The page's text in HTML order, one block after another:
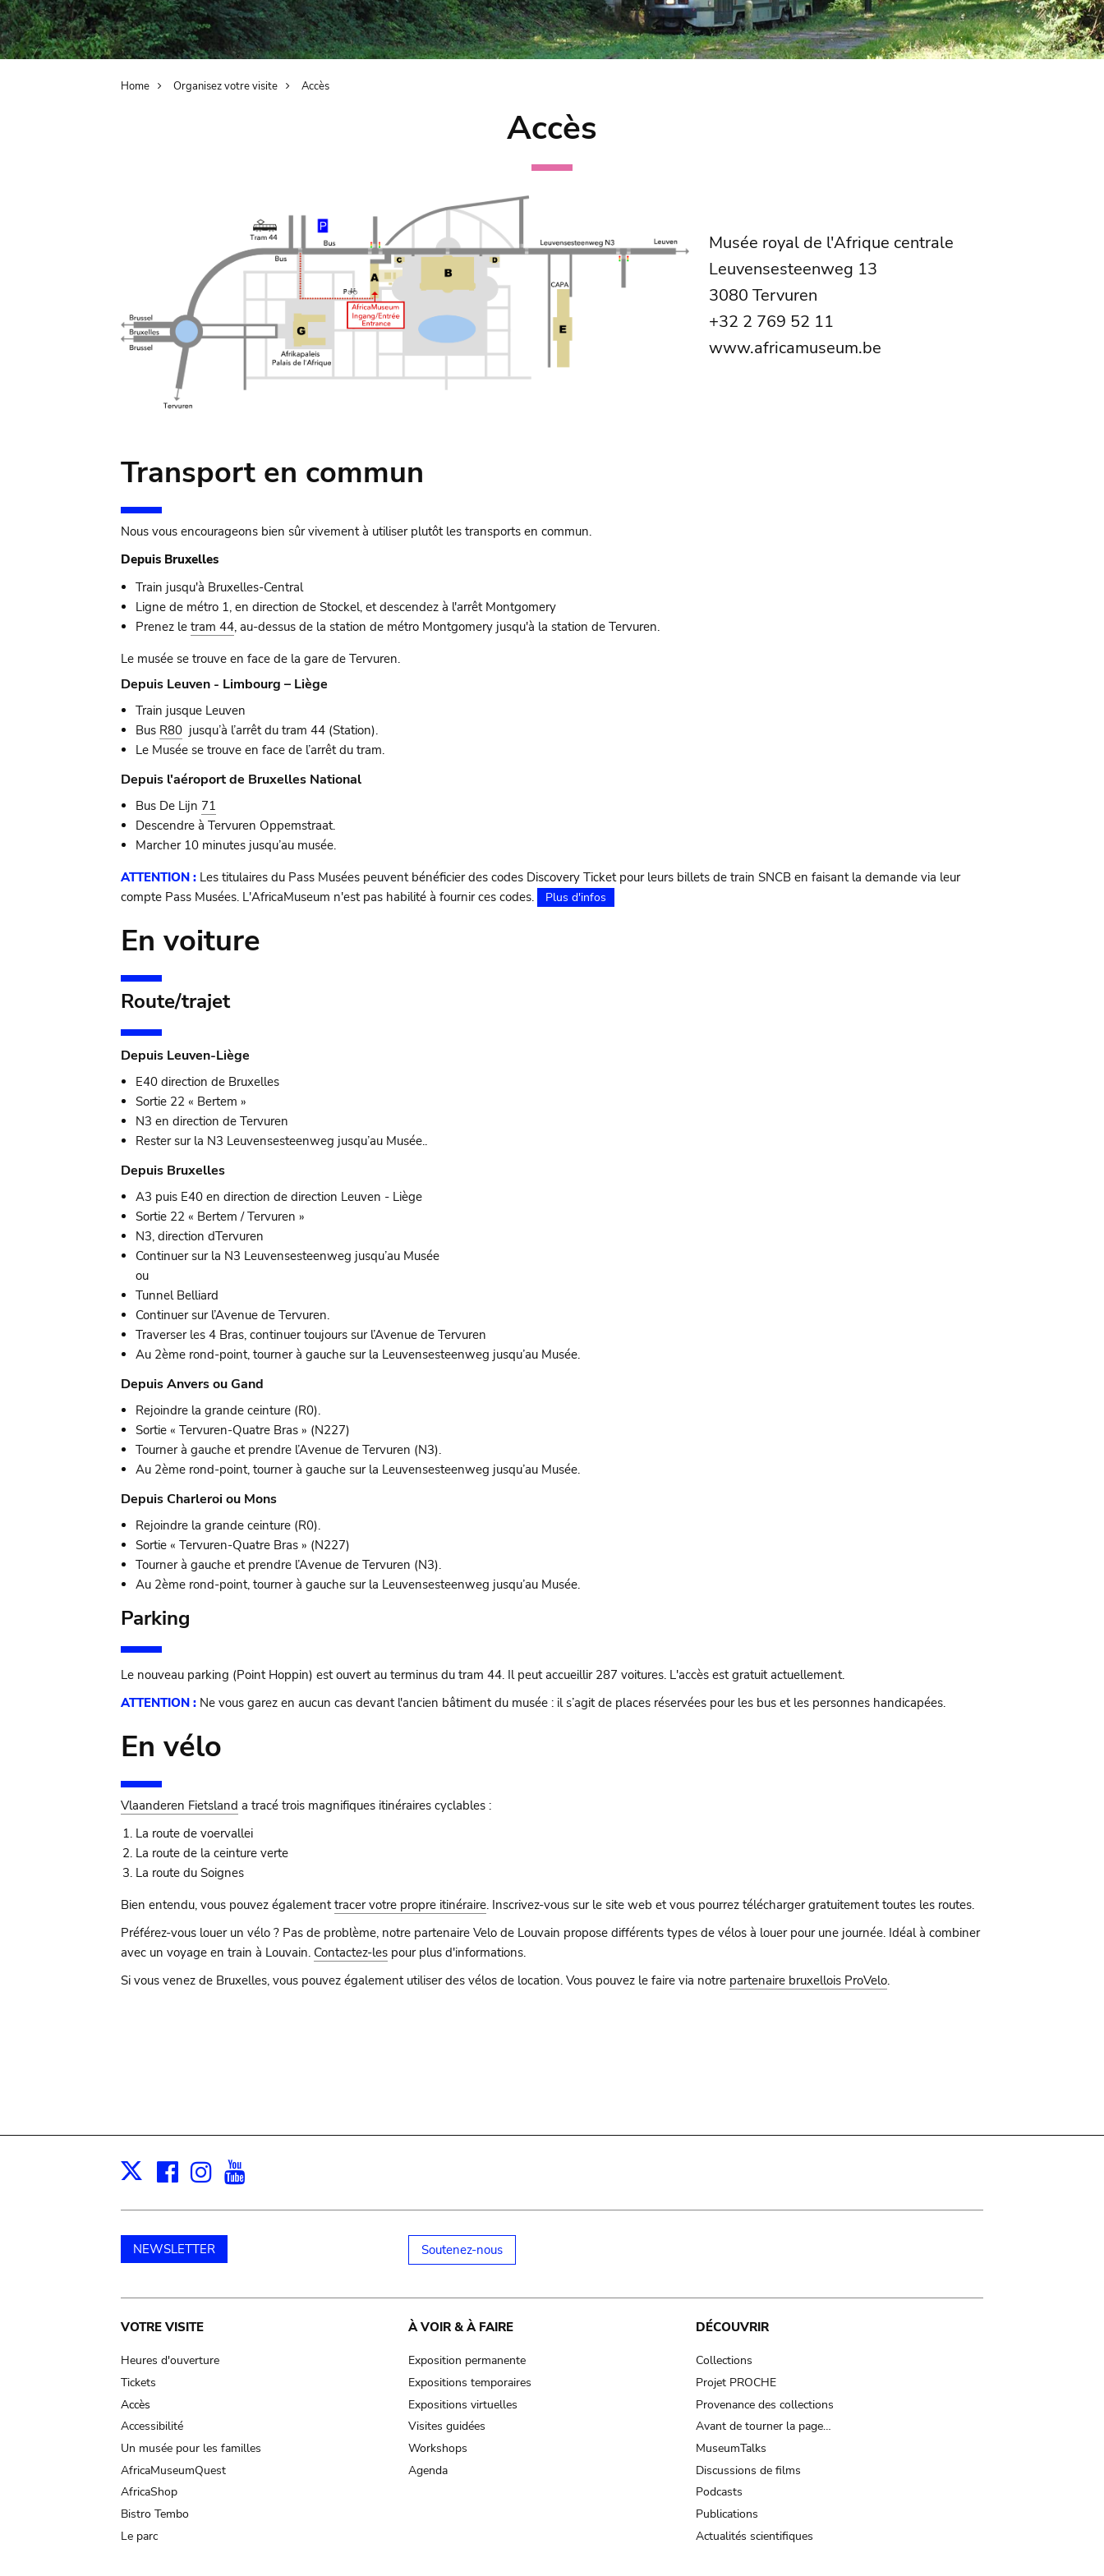
Breadcrumb
Home Organisez votre visite Accès
Accès
Musée royal de l'Afrique centrale
Leuvensesteenweg 13
3080 Tervuren
+32 2 769 52 11
www.africamuseum.be
Transport en commun
Nous vous encourageons bien sûr vivement à utiliser plutôt les transports en commun.
Depuis Bruxelles
Train jusqu'à Bruxelles-Central
Ligne de métro 1, en direction de Stockel, et descendez à l'arrêt Montgomery
Prenez le tram 44, au-dessus de la station de métro Montgomery jusqu'à la station de Tervuren.
Le musée se trouve en face de la gare de Tervuren.
Depuis Leuven - Limbourg – Liège
Train jusque Leuven
Bus R80 jusqu’à l’arrêt du tram 44 (Station).
Le Musée se trouve en face de l’arrêt du tram.
Depuis l'aéroport de Bruxelles National
Bus De Lijn 71
Descendre à Tervuren Oppemstraat.
Marcher 10 minutes jusqu’au musée.
ATTENTION : Les titulaires du Pass Musées peuvent bénéficier des codes Discovery Ticket pour leurs billets de train SNCB en faisant la demande via leur
compte Pass Musées. L'AfricaMuseum n'est pas habilité à fournir ces codes.
Plus d'infos
En voiture
Route/trajet
Depuis Leuven-Liège
E40 direction de Bruxelles
Sortie 22 « Bertem »
N3 en direction de Tervuren
Rester sur la N3 Leuvensesteenweg jusqu’au Musée..
Depuis Bruxelles
A3 puis E40 en direction de direction Leuven - Liège
Sortie 22 « Bertem / Tervuren »
N3, direction dTervuren
Continuer sur la N3 Leuvensesteenweg jusqu’au Musée
ou
Tunnel Belliard
Continuer sur l’Avenue de Tervuren.
Traverser les 4 Bras, continuer toujours sur l’Avenue de Tervuren
Au 2ème rond-point, tourner à gauche sur la Leuvensesteenweg jusqu’au Musée.
Depuis Anvers ou Gand
Rejoindre la grande ceinture (R0).
Sortie « Tervuren-Quatre Bras » (N227)
Tourner à gauche et prendre l’Avenue de Tervuren (N3).
Au 2ème rond-point, tourner à gauche sur la Leuvensesteenweg jusqu’au Musée.
Depuis Charleroi ou Mons
Rejoindre la grande ceinture (R0).
Sortie « Tervuren-Quatre Bras » (N227)
Tourner à gauche et prendre l’Avenue de Tervuren (N3).
Au 2ème rond-point, tourner à gauche sur la Leuvensesteenweg jusqu’au Musée.
Parking
Le nouveau parking (Point Hoppin) est ouvert au terminus du tram 44. Il peut accueillir 287 voitures. L'accès est gratuit actuellement.
ATTENTION : Ne vous garez en aucun cas devant l'ancien bâtiment du musée : il s’agit de places réservées pour les bus et les personnes handicapées.
En vélo
Vlaanderen Fietsland a tracé trois magnifiques itinéraires cyclables :
La route de voervallei
La route de la ceinture verte
La route du Soignes
Bien entendu, vous pouvez égalementtracer votre propre itinéraire. Inscrivez-vous sur le site web et vous pourrez télécharger gratuitement toutes les routes.
Préférez-vous louer un vélo ? Pas de problème, notre partenaire Velo de Louvain propose différents types de vélos à louer pour une journée. Idéal à combiner
avec un voyage en train à Louvain. Contactez-les pour plus d'informations.
Si vous venez de Bruxelles, vous pouvez également utiliser des vélos de location. Vous pouvez le faire via notre partenaire bruxellois ProVelo.
X Facebook
Instagram
NEWSLETTER Soutenez-nous
Main
navigation
VOTRE VISITE
Heures d'ouverture
Tickets
Accès
Accessibilité
Un musée pour les familles
AfricaMuseumQuest
AfricaShop
Bistro Tembo
Le parc
À VOIR & À FAIRE
Exposition permanente
Expositions temporaires
Expositions virtuelles
Visites guidées
Workshops
Agenda
DÉCOUVRIR
Collections
Projet PROCHE
Provenance des collections
Avant de tourner la page…
MuseumTalks
Discussions de films
Podcasts
Publications
Actualités scientifiques